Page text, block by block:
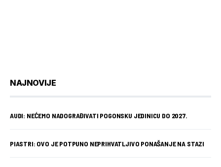
NAJNOVIJE
AUDI: NEĆEMO NADOGRAĐIVATI POGONSKU JEDINICU DO 2027.
PIASTRI: OVO JE POTPUNO NEPRIHVATLJIVO PONAŠANJE NA STAZI